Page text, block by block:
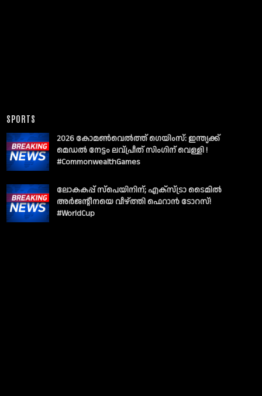
SPORTS
2026 കോമൺവെൽത്ത് ഗെയിംസ്: ഇന്ത്യക്ക്
മെഡൽ നേട്ടം ലവ്പ്രീത് സിംഗിന് വെള്ളി !
#CommonwealthGames
ലോകകപ്പ് സ്പെയിനിന്; എക്സ്ട്രാ ടൈമിൽ
അർജന്റീനയെ വീഴ്ത്തി ഫെറാൻ ടോറസ്!
#WorldCup